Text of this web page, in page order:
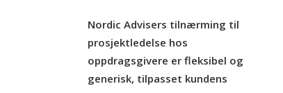
Nordic Advisers tilnærming til
prosjektledelse hos
oppdragsgivere er fleksibel og
generisk, tilpasset kundens